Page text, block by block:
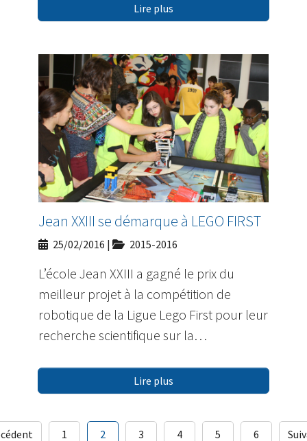
Lire plus
Jean XXIII se démarque à LEGO FIRST
25/02/2016 | 2015-2016
L’école Jean XXIII a gagné le prix du
meilleur projet à la compétition de
robotique de la Ligue Lego First pour leur
recherche scientifique sur la…
Lire plus
1 2 3 4 5 6